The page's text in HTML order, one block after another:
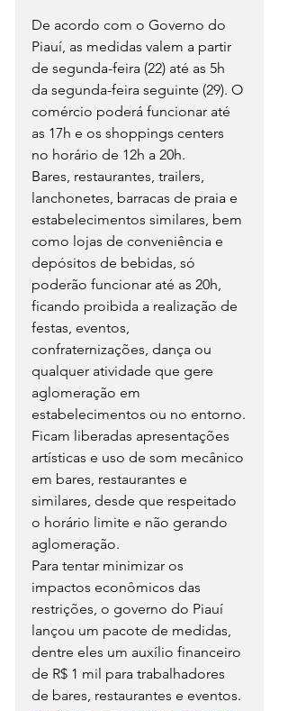
De acordo com o Governo do
Piauí, as medidas valem a partir
de segunda-feira (22) até as 5h
da segunda-feira seguinte (29). O
comércio poderá funcionar até
as 17h e os shoppings centers
no horário de 12h a 20h.
Bares, restaurantes, trailers,
lanchonetes, barracas de praia e
estabelecimentos similares, bem
como lojas de conveniência e
depósitos de bebidas, só
poderão funcionar até as 20h,
ficando proibida a realização de
festas, eventos,
confraternizações, dança ou
qualquer atividade que gere
aglomeração em
estabelecimentos ou no entorno.
Ficam liberadas apresentações
artísticas e uso de som mecânico
em bares, restaurantes e
similares, desde que respeitado
o horário limite e não gerando
aglomeração.
Para tentar minimizar os
impactos econômicos das
restrições, o governo do Piauí
lançou um pacote de medidas,
dentre eles um auxílio financeiro
de R$ 1 mil para trabalhadores
de bares, restaurantes e eventos.